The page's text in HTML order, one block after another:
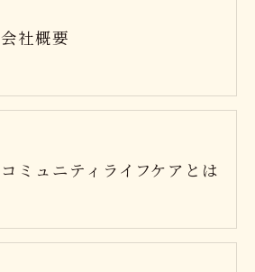
会社概要
コミュニティライフケアとは